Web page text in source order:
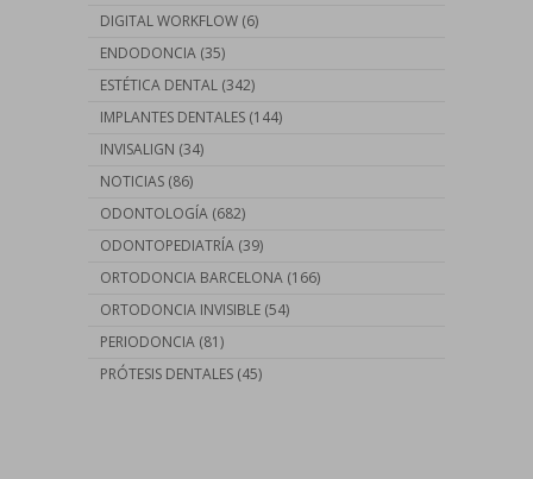
DIGITAL WORKFLOW (6)
ENDODONCIA (35)
ESTÉTICA DENTAL (342)
IMPLANTES DENTALES (144)
INVISALIGN (34)
NOTICIAS (86)
ODONTOLOGÍA (682)
ODONTOPEDIATRÍA (39)
ORTODONCIA BARCELONA (166)
ORTODONCIA INVISIBLE (54)
PERIODONCIA (81)
PRÓTESIS DENTALES (45)